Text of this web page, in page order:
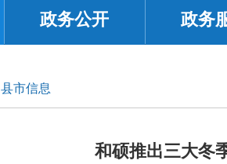
政务公开 政务
县市信息
和硕推出三大冬